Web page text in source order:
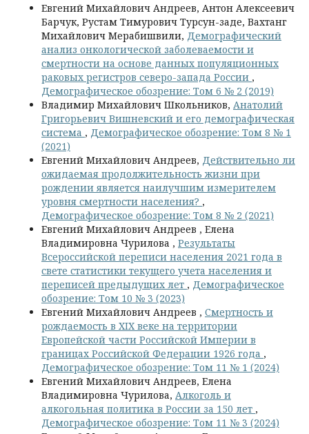
Евгений Михайлович Андреев, Антон Алексеевич
Барчук, Рустам Тимурович Турсун-заде, Вахтанг
Михайлович Мерабишвили, Демографический
анализ онкологической заболеваемости и
смертности на основе данных популяционных
раковых регистров северо-запада России ,
Демографическое обозрение: Том 6 № 2 (2019)
Владимир Михайлович Школьников, Анатолий
Григорьевич Вишневский и его демографическая
система , Демографическое обозрение: Том 8 № 1
(2021)
Евгений Михайлович Андреев, Действительно ли
ожидаемая продолжительность жизни при
рождении является наилучшим измерителем
уровня смертности населения? ,
Демографическое обозрение: Том 8 № 2 (2021)
Евгений Михайлович Андреев , Елена
Владимировна Чурилова , Результаты
Всероссийской переписи населения 2021 года в
свете статистики текущего учета населения и
переписей предыдущих лет , Демографическое
обозрение: Том 10 № 3 (2023)
Евгений Михайлович Андреев , Смертность и
рождаемость в XIX веке на территории
Европейской части Российской Империи в
границах Российской Федерации 1926 года ,
Демографическое обозрение: Том 11 № 1 (2024)
Евгений Михайлович Андреев, Елена
Владимировна Чурилова, Алкоголь и
алкогольная политика в России за 150 лет ,
Демографическое обозрение: Том 11 № 3 (2024)